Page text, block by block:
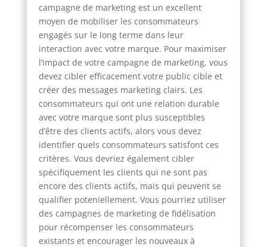
campagne de marketing est un excellent
moyen de mobiliser les consommateurs
engagés sur le long terme dans leur
interaction avec votre marque. Pour maximiser
l’impact de votre campagne de marketing, vous
devez cibler efficacement votre public cible et
créer des messages marketing clairs. Les
consommateurs qui ont une relation durable
avec votre marque sont plus susceptibles
d’être des clients actifs, alors vous devez
identifier quels consommateurs satisfont ces
critères. Vous devriez également cibler
spécifiquement les clients qui ne sont pas
encore des clients actifs, mais qui peuvent se
qualifier poteniellement. Vous pourriez utiliser
des campagnes de marketing de fidélisation
pour récompenser les consommateurs
existants et encourager les nouveaux à